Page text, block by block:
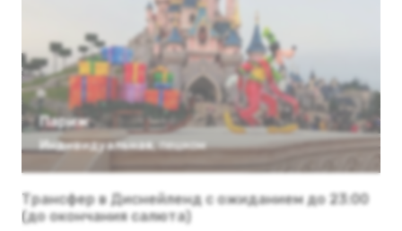
Париж
Индивидуальная пешком
Трансфер в Диснейленд с ожиданием до 23:00
(до окончания салюта)